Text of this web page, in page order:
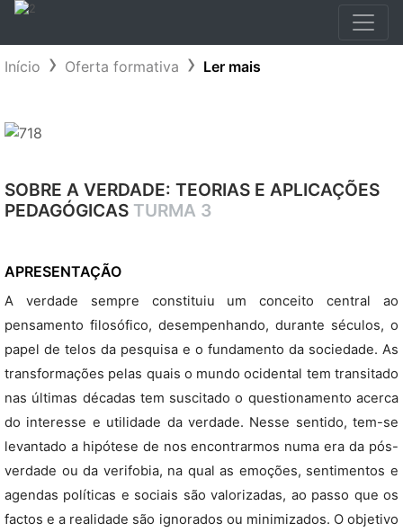
Início Oferta formativa Ler mais
SOBRE A VERDADE: TEORIAS E APLICAÇÕES
PEDAGÓGICAS TURMA 3
APRESENTAÇÃO
A verdade sempre constituiu um conceito central ao
pensamento filosófico, desempenhando, durante séculos, o
papel de telos da pesquisa e o fundamento da sociedade. As
transformações pelas quais o mundo ocidental tem transitado
nas últimas décadas tem suscitado o questionamento acerca
do interesse e utilidade da verdade. Nesse sentido, tem-se
levantado a hipótese de nos encontrarmos numa era da pós-
verdade ou da verifobia, na qual as emoções, sentimentos e
agendas políticas e sociais são valorizadas, ao passo que os
factos e a realidade são ignorados ou minimizados. O objetivo